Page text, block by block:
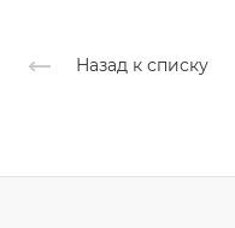
Назад к списку